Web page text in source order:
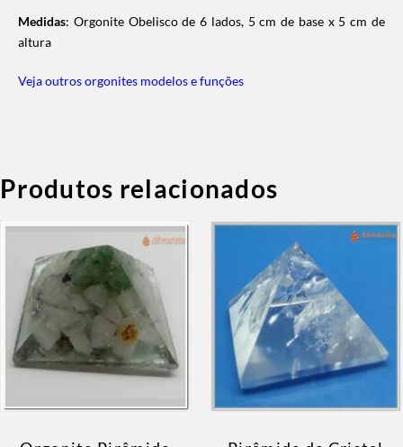
Medidas: Orgonite Obelisco de 6 lados, 5 cm de base x 5 cm de
altura
Veja outros orgonites modelos e funções
Produtos relacionados